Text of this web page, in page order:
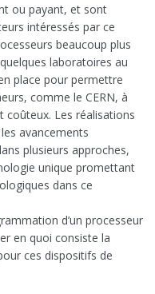
ou payant, et sont
intéressés par ce
beaucoup plus
laboratoires au
place pour permettre
comme le CERN, à
Les réalisations
avancements
plusieurs approches,
unique promettant
dans ce
d’un processeur
en quoi consiste la
ces dispositifs de